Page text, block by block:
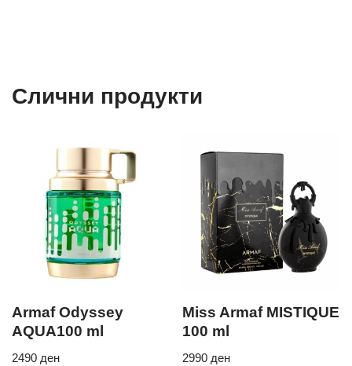
Слични продукти
Armaf Odyssey
AQUA100 ml
2490 ден
Miss Armaf MISTIQUE
100 ml
2990 ден